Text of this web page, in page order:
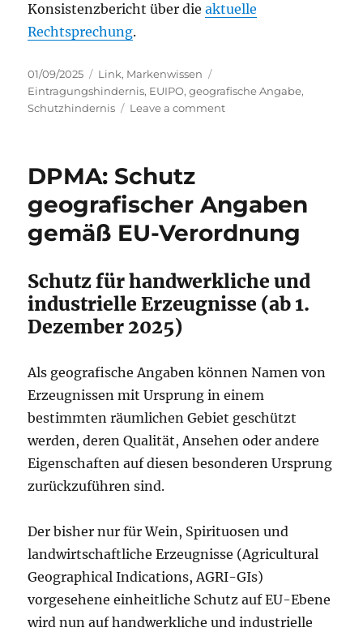
Konsistenzbericht über dieaktuelle
Rechtsprechung.
Posted
on
01/09/2025 Categories
Link, Markenwissen
Eintragungshindernis, EUIPO,geografische Angabe,
Schutzhindernis
Leave a commenton
geografische
Angaben“
DPMA: Schutz
geografischer Angaben
gemäß EU-Verordnung
Schutz für handwerkliche und
industrielle Erzeugnisse (ab 1.
Dezember 2025)
Als geografische Angaben können Namen von
Erzeugnissen mit Ursprung in einem
bestimmten räumlichen Gebiet geschützt
werden, deren Qualität, Ansehen oder andere
Eigenschaften auf diesen besonderen Ursprung
zurückzuführen sind.
Der bisher nur für Wein, Spirituosen und
landwirtschaftliche Erzeugnisse (Agricultural
Geographical Indications, AGRI-GIs)
vorgesehene einheitliche Schutz auf EU-Ebene
wird nun auf handwerkliche und industrielle